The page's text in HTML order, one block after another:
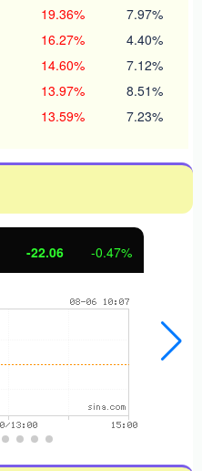
19.36% 7.97%
16.27% 4.40%
14.60% 7.12%
13.97% 8.51%
13.59% 7.23%
-22.06 -0.47%